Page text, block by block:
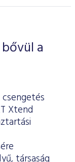
a
Xtend
társaság